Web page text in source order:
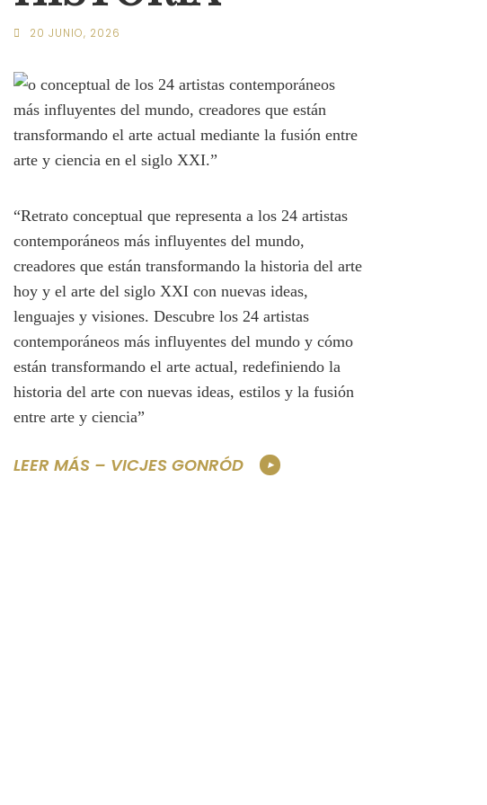
20 JUNIO, 2026
“Retrato conceptual que representa a los 24 artistas
contemporáneos más influyentes del mundo,
creadores que están transformando la historia del arte
hoy y el arte del siglo XXI con nuevas ideas,
lenguajes y visiones. Descubre los 24 artistas
contemporáneos más influyentes del mundo y cómo
están transformando el arte actual, redefiniendo la
historia del arte con nuevas ideas, estilos y la fusión
entre arte y ciencia”
LEER MÁS – VICJES GONRÓD